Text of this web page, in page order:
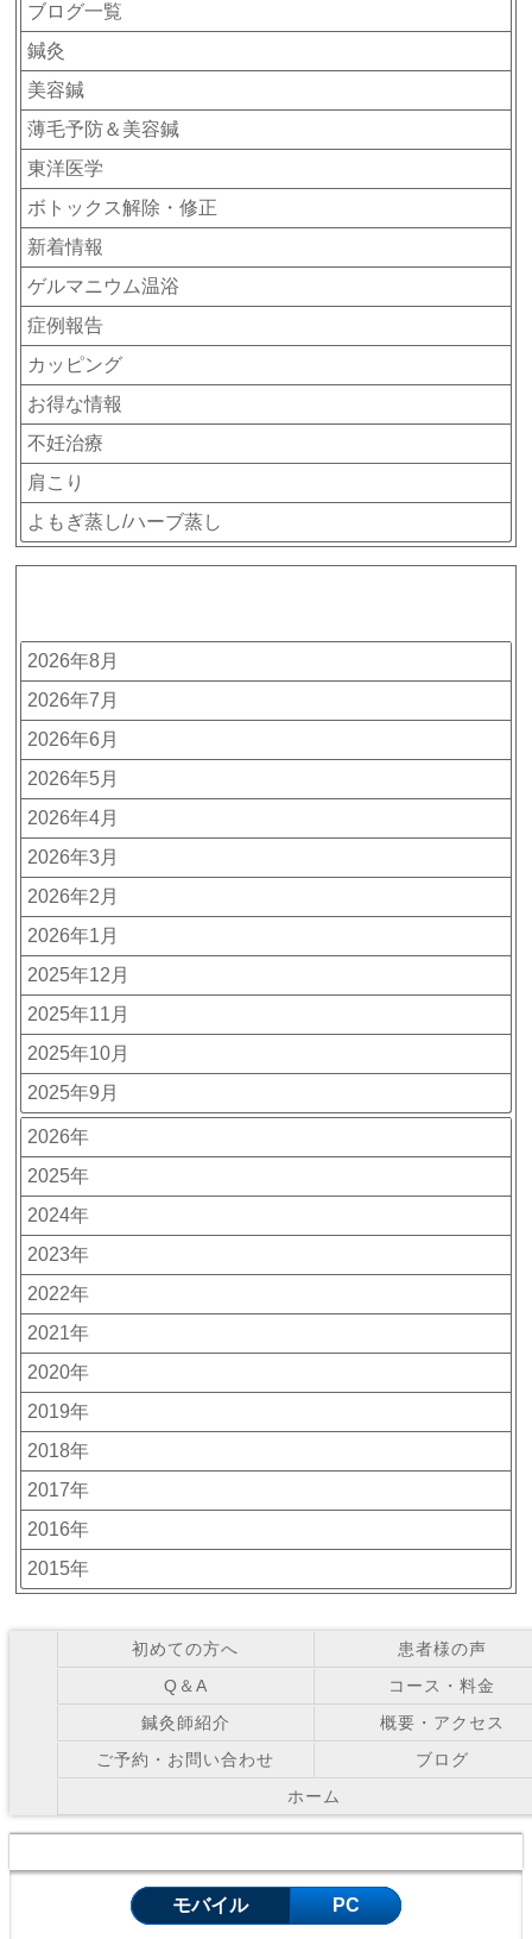
ブログ一覧
鍼灸
美容鍼
薄毛予防＆美容鍼
東洋医学
ボトックス解除・修正
新着情報
ゲルマニウム温浴
症例報告
カッピング
お得な情報
不妊治療
肩こり
よもぎ蒸し/ハーブ蒸し
2026年8月
2026年7月
2026年6月
2026年5月
2026年4月
2026年3月
2026年2月
2026年1月
2025年12月
2025年11月
2025年10月
2025年9月
2026年
2025年
2024年
2023年
2022年
2021年
2020年
2019年
2018年
2017年
2016年
2015年
初めての方へ
患者様の声
Q＆A
コース・料金
鍼灸師紹介
概要・アクセス
ご予約・お問い合わせ
ブログ
ホーム
モバイル PC